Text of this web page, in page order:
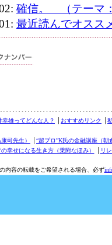
確信。 （テーマ
最近読んでオスス
幸雄ってどんな人？ おすすめリンク
司先生）
“超プロ”K氏の金融講座（朝
幸せになる生き方（乗附なほみ）
リ
内容の転載をご希望される場合、必ず